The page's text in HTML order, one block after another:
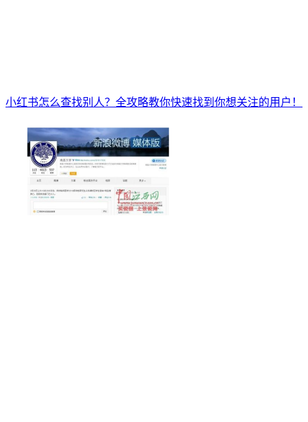
小红书怎么查找别人？全攻略教你快速找到你想关注的用户！